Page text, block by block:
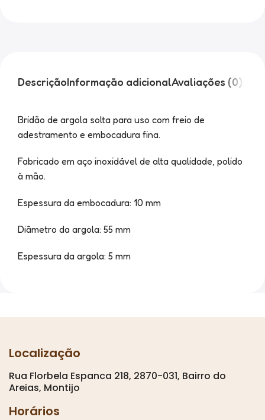
DescriçãoInformação adicionalAvaliações (0)
Bridão de argola solta para uso com freio de
adestramento e embocadura fina.
Fabricado em aço inoxidável de alta qualidade, polido
à mão.
Espessura da embocadura: 10 mm
Diâmetro da argola: 55 mm
Espessura da argola: 5 mm
Localização
Rua Florbela Espanca 218, 2870-031, Bairro do
Areias, Montijo
Horários